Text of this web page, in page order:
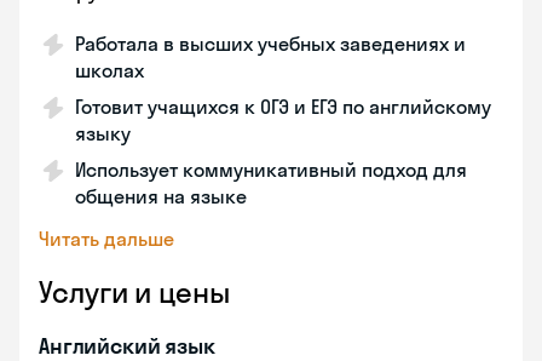
Работала в высших учебных заведениях и
школах
Готовит учащихся к ОГЭ и ЕГЭ по английскому
языку
Использует коммуникативный подход для
общения на языке
Читать дальше
Услуги и цены
Английский язык